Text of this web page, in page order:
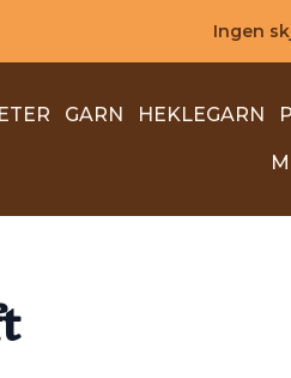
Ingen
GARN HEKLEGARN